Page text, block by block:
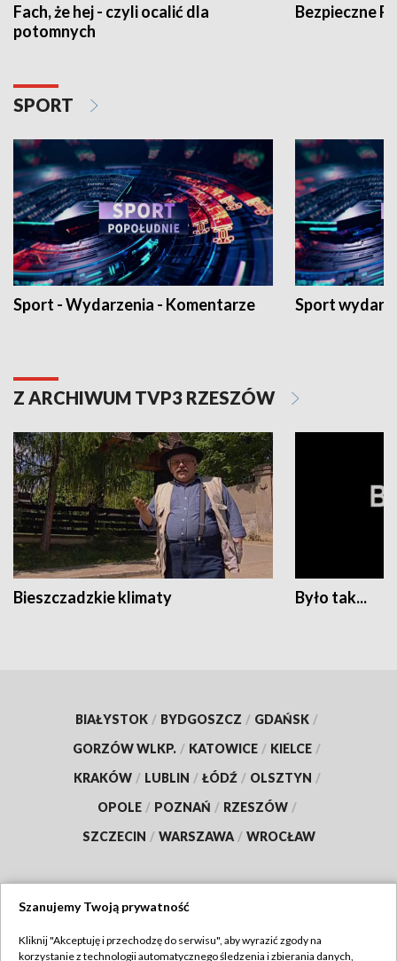
Fach, że hej - czyli ocalić dla
potomnych
Bezpieczne
SPORT
Sport - Wydarzenia - Komentarze Sport
Z ARCHIWUM TVP3 RZESZÓW
Bieszczadzkie klimaty Było tak...
BIAŁYSTOK / BYDGOSZCZ / GDAŃSK /
GORZÓW WLKP. / KATOWICE / KIELCE /
KRAKÓW / LUBLIN / ŁÓDŹ / OLSZTYN /
OPOLE / POZNAŃ / RZESZÓW /
SZCZECIN / WARSZAWA / WROCŁAW
Szanujemy Twoją prywatność
Kliknij "Akceptuję i przechodzę do serwisu", aby wyrazić zgody na
korzystanie z technologii automatycznego śledzenia i zbierania danych,